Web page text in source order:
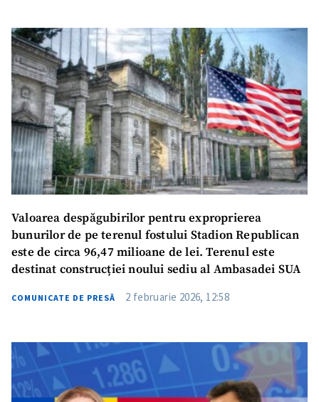
Valoarea despăgubirilor pentru exproprierea
bunurilor de pe terenul fostului Stadion Republican
este de circa 96,47 milioane de lei. Terenul este
destinat construcției noului sediu al Ambasadei SUA
COMUNICATE DE PRESĂ 2 februarie 2026, 12:58